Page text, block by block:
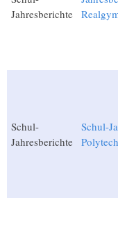
Jahresberichte
Schul-
Jahresberichte
Schul-